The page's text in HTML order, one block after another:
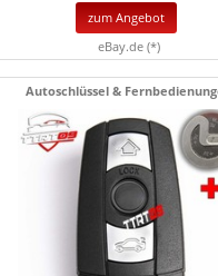
zum Angebot
eBay.de (*)
Autoschlüssel &